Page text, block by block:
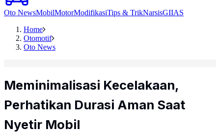
Oto NewsMobilMotorModifikasiTips & TrikNarsisGIIAS
Home
Otomotif
Oto News
Meminimalisasi Kecelakaan,
Perhatikan Durasi Aman Saat
Nyetir Mobil